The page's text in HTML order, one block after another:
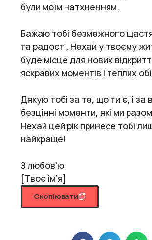
були моїм натхненням.
Бажаю тобі безмежного
та радості. Нехай у твоєму
буде місце для нових
яскравих моментів і теплих
Дякую тобі за те, що ти є, і за
безцінні моменти, які ми
Нехай цей рік принесе тобі
найкраще!
З любов’ю,
[Твоє ім’я]
Скопіювати